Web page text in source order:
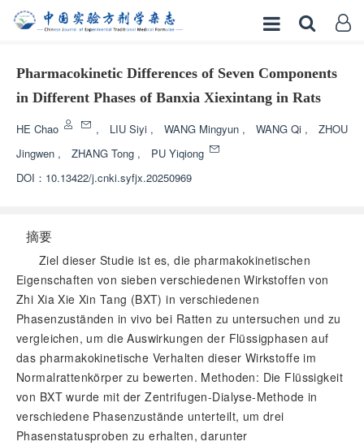
Pharmacokinetic Differences of Seven Components
in Different Phases of Banxia Xiexintang in Rats
HE Chao , LIU Siyi , WANG Mingyun , WANG Qi ,
ZHOU
Jingwen , ZHANG Tong ,
PU Yiqiong
DOI： 10.13422/j.cnki.syfjx.20250969
摘要
Ziel dieser Studie ist es, die pharmakokinetischen
Eigenschaften von sieben verschiedenen Wirkstoffen von
Zhi Xia Xie Xin Tang (BXT) in verschiedenen
Phasenzuständen in vivo bei Ratten zu untersuchen und zu
vergleichen, um die Auswirkungen der Flüssigphasen auf
das pharmakokinetische Verhalten dieser Wirkstoffe im
Normalrattenkörper zu bewerten. Methoden: Die Flüssigkeit
von BXT wurde mit der Zentrifugen-Dialyse-Methode in
verschiedene Phasenzustände unterteilt, um drei
Phasenstatusproben zu erhalten, darunter